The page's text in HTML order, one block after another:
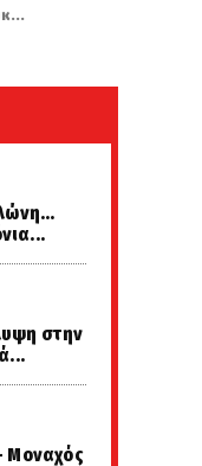
στην
Μοναχός